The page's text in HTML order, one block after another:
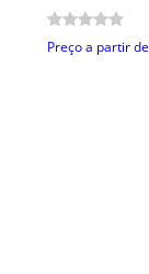
Preço a partir de